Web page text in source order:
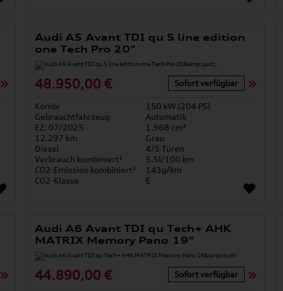
Audi A5 Avant TDI qu S line edition
one Tech Pro 20"
48.950,00 € Sofort verfügbar
Kombi
150 kW (204 PS)
Gebrauchtfahrzeug
Automatik
EZ: 07/2025
1.968 cm³
12.297 km
Grau
Diesel
4/5 Türen
Verbrauch kombiniert¹
5.5l/100 km
CO2-Emission kombiniert¹
143g/km
CO2-Klasse
E
Audi A6 Avant TDI qu Tech+ AHK
MATRIX Memory Pano 19"
44.890,00 € Sofort verfügbar